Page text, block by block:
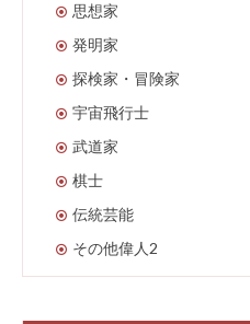
思想家
発明家
探検家・冒険家
宇宙飛行士
武道家
棋士
伝統芸能
その他偉人2